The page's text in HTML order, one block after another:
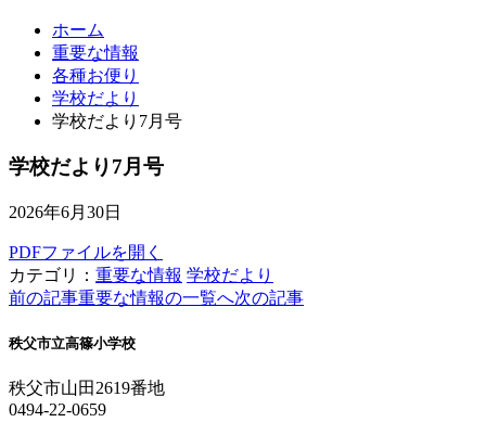
ホーム
重要な情報
各種お便り
学校だより
学校だより7月号
学校だより7月号
2026年6月30日
PDFファイルを開く
カテゴリ： 重要な情報 学校だより
前の記事重要な情報の一覧へ次の記事
秩父市立高篠小学校
秩父市山田2619番地
0494-22-0659